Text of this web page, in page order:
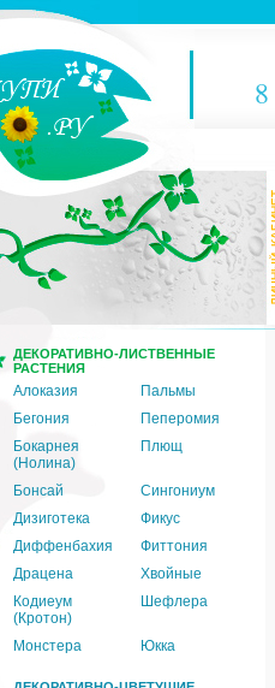
8
ДЕКОРАТИВНО-ЛИСТВЕННЫЕ
РАСТЕНИЯ
Алоказия
Пальмы
Бегония
Пеперомия
Бокарнея
(Нолина)
Плющ
Бонсай
Сингониум
Дизиготека
Фикус
Диффенбахия
Фиттония
Драцена
Хвойные
Кодиеум
(Кротон)
Шефлера
Монстера Юкка